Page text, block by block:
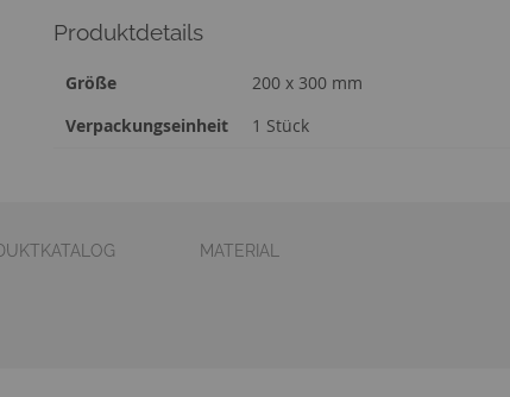
Produktdetails
Zusatzinformation
Größe
200 x 300 mm
Verpackungseinheit
1 Stück
MATERIAL